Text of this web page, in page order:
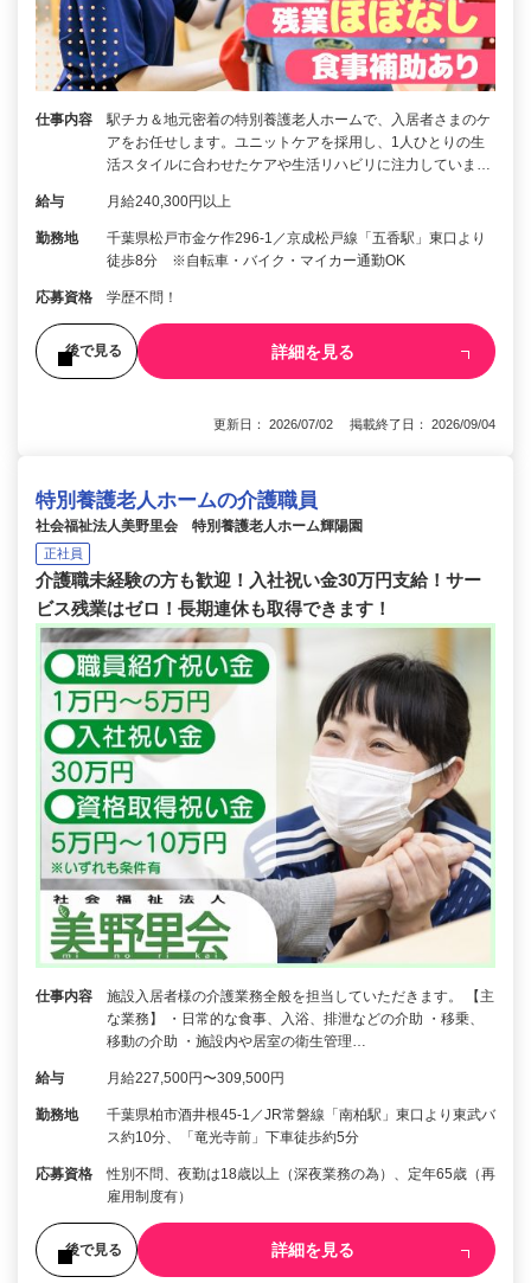
仕事内容
駅チカ＆地元密着の特別養護老人ホームで、入居者さまのケ
アをお任せします。ユニットケアを採用し、1人ひとりの生
活スタイルに合わせたケアや生活リハビリに注力していま…
給与 月給240,300円以上
勤務地
千葉県松戸市金ケ作296-1／京成松戸線「五香駅」東口より
徒歩8分 ※自転車・バイク・マイカー通勤OK
応募資格 学歴不問！
後で見る 詳細を見る
更新日： 2026/07/02 掲載終了日： 2026/09/04
特別養護老人ホームの介護職員
社会福祉法人美野里会 特別養護老人ホーム輝陽園
正社員
介護職未経験の方も歓迎！入社祝い金30万円支給！サー
ビス残業はゼロ！長期連休も取得できます！
仕事内容
施設入居者様の介護業務全般を担当していただきます。 【主
な業務】 ・日常的な食事、入浴、排泄などの介助 ・移乗、
移動の介助 ・施設内や居室の衛生管理…
給与 月給227,500円〜309,500円
勤務地
千葉県柏市酒井根45-1／JR常磐線「南柏駅」東口より東武バ
ス約10分、「竜光寺前」下車徒歩約5分
応募資格
性別不問、夜勤は18歳以上（深夜業務の為）、定年65歳（再
雇用制度有）
後で見る 詳細を見る